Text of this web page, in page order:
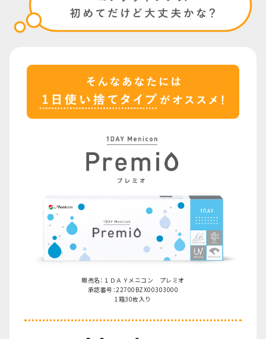
販売名：１ＤＡＹメニコン プレミオ
承認番号：22700BZX00303000
1箱30枚入り